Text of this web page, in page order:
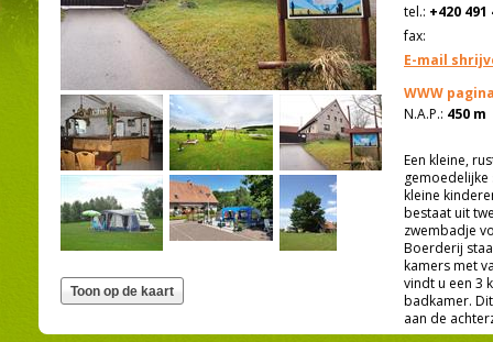
tel.: +420 491
fax:
E-mail
WWW
N.A.P.: 450 m
Een kleine,
kleine
bestaat uit
zwembadje
Boerderij
kamers met
vindt u een 3
badkamer.
aan de